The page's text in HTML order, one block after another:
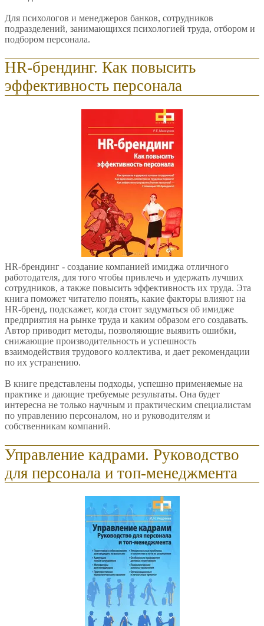
Для психологов и менеджеров банков, сотрудников
подразделений, занимающихся психологией труда, отбором и
подбором персонала.
HR-брендинг. Как повысить
эффективность персонала
HR-брендинг - создание компанией имиджа отличного
работодателя, для того чтобы привлечь и удержать лучших
сотрудников, а также повысить эффективность их труда. Эта
книга поможет читателю понять, какие факторы влияют на
HR-бренд, подскажет, когда стоит задуматься об имидже
предприятия на рынке труда и каким образом его создавать.
Автор приводит методы, позволяющие выявить ошибки,
снижающие производительность и успешность
взаимодействия трудового коллектива, и дает рекомендации
по их устранению.
В книге представлены подходы, успешно применяемые на
практике и дающие требуемые результаты. Она будет
интересна не только научным и практическим специалистам
по управлению персоналом, но и руководителям и
собственникам компаний.
Управление кадрами. Руководство
для персонала и топ-менеджмента